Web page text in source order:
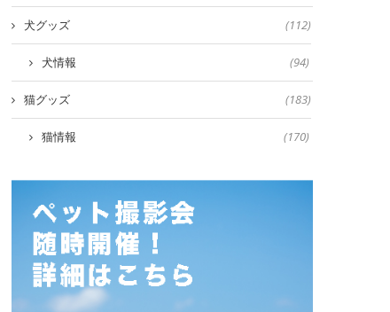
犬グッズ (112)
犬情報 (94)
猫グッズ (183)
猫情報 (170)